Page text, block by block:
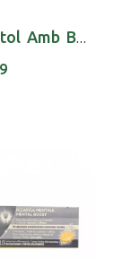
Panvitol Amb Beb 10 Ml X 20 amp beb